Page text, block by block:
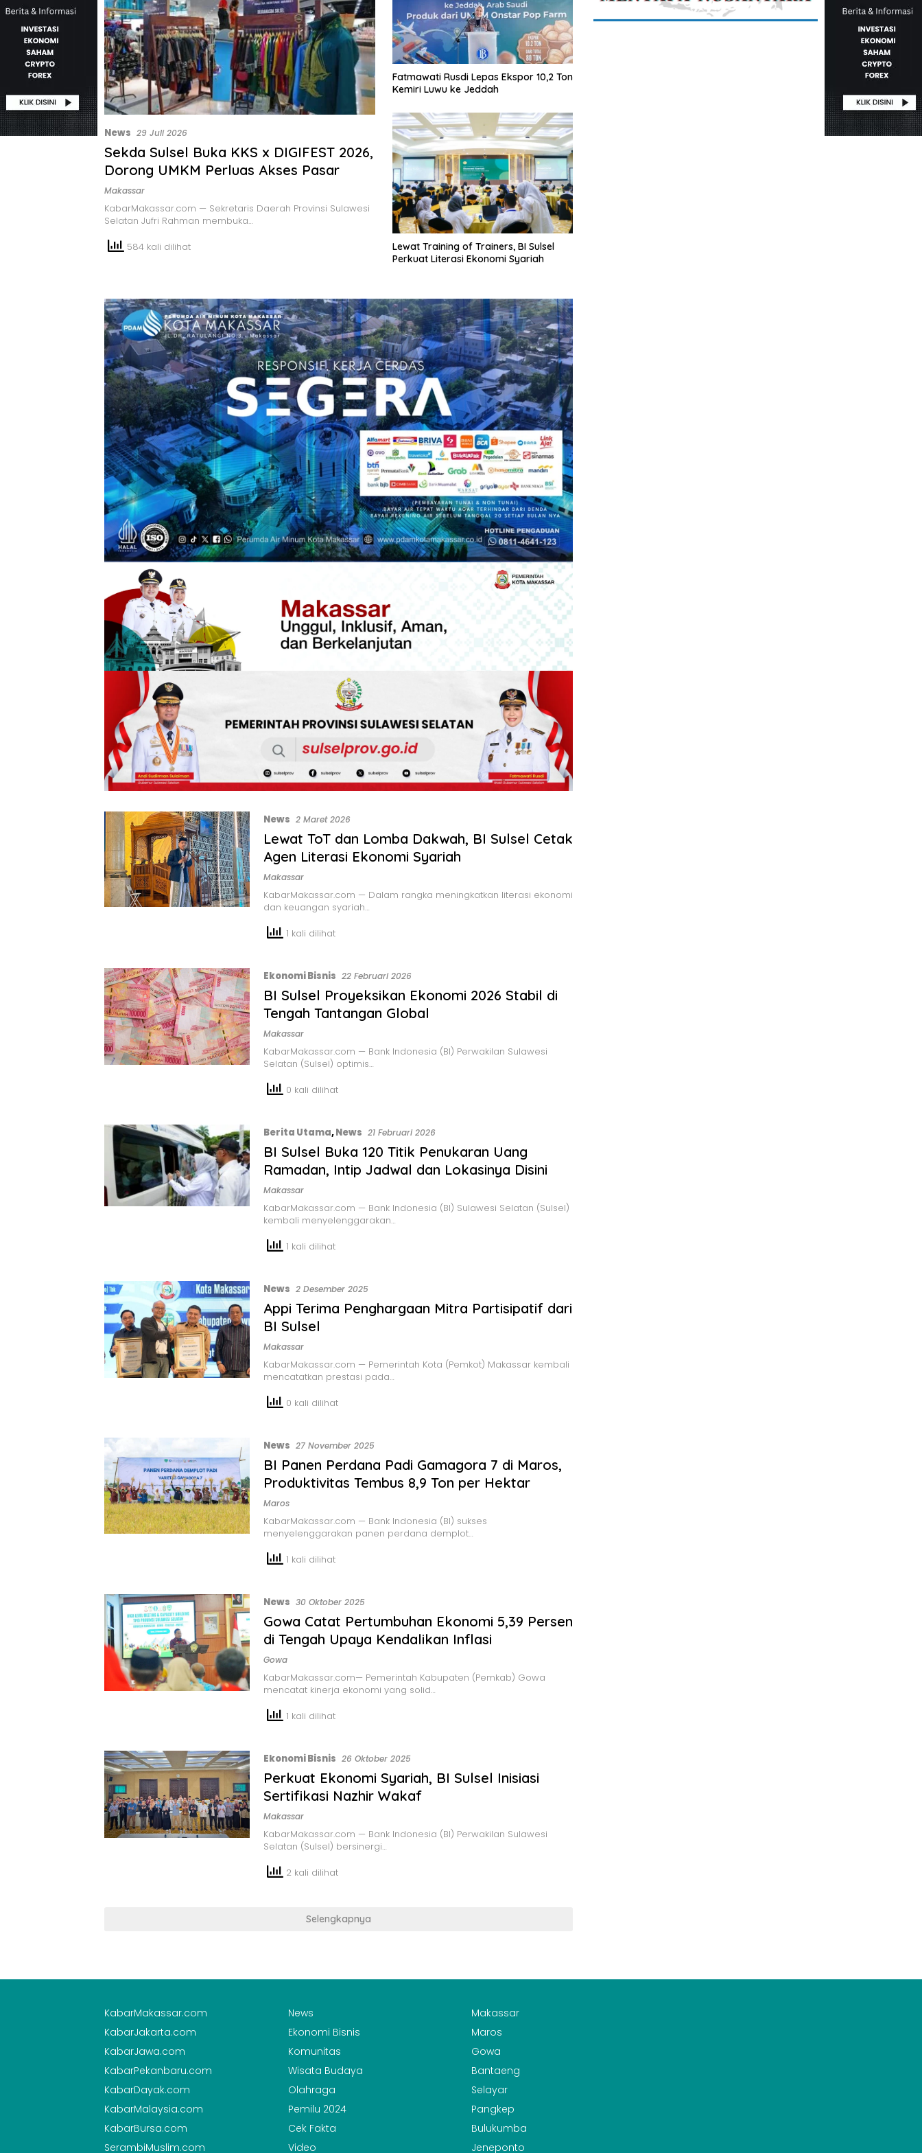
News 29 Juli 2026
Sekda Sulsel Buka KKS x DIGIFEST 2026,
Dorong UMKM Perluas Akses Pasar
Makassar
KabarMakassar.com — Sekretaris Daerah Provinsi Sulawesi
Selatan Jufri Rahman membuka…
584 kali dilihat
Fatmawati Rusdi Lepas Ekspor 10,2 Ton
Kemiri Luwu ke Jeddah
Lewat Training of Trainers, BI Sulsel
Perkuat Literasi Ekonomi Syariah
News 2 Maret 2026
Lewat ToT dan Lomba Dakwah, BI Sulsel Cetak
Agen Literasi Ekonomi Syariah
Makassar
KabarMakassar.com — Dalam rangka meningkatkan literasi ekonomi
dan keuangan syariah…
1 kali dilihat
Ekonomi Bisnis 22 Februari 2026
BI Sulsel Proyeksikan Ekonomi 2026 Stabil di
Tengah Tantangan Global
Makassar
KabarMakassar.com — Bank Indonesia (BI) Perwakilan Sulawesi
Selatan (Sulsel) optimis…
0 kali dilihat
Berita Utama,News 21 Februari 2026
BI Sulsel Buka 120 Titik Penukaran Uang
Ramadan, Intip Jadwal dan Lokasinya Disini
Makassar
KabarMakassar.com — Bank Indonesia (BI) Sulawesi Selatan (Sulsel)
kembali menyelenggarakan…
1 kali dilihat
News 2 Desember 2025
Appi Terima Penghargaan Mitra Partisipatif dari
BI Sulsel
Makassar
KabarMakassar.com — Pemerintah Kota (Pemkot) Makassar kembali
mencatatkan prestasi pada…
0 kali dilihat
News 27 November 2025
BI Panen Perdana Padi Gamagora 7 di Maros,
Produktivitas Tembus 8,9 Ton per Hektar
Maros
KabarMakassar.com — Bank Indonesia (BI) sukses
menyelenggarakan panen perdana demplot…
1 kali dilihat
News 30 Oktober 2025
Gowa Catat Pertumbuhan Ekonomi 5,39 Persen
di Tengah Upaya Kendalikan Inflasi
Gowa
KabarMakassar.com— Pemerintah Kabupaten (Pemkab) Gowa
mencatat kinerja ekonomi yang solid…
1 kali dilihat
Ekonomi Bisnis 26 Oktober 2025
Perkuat Ekonomi Syariah, BI Sulsel Inisiasi
Sertifikasi Nazhir Wakaf
Makassar
KabarMakassar.com — Bank Indonesia (BI) Perwakilan Sulawesi
Selatan (Sulsel) bersinergi…
2 kali dilihat
Selengkapnya
KabarMakassar.com
KabarJakarta.com
KabarJawa.com
KabarPekanbaru.com
KabarDayak.com
KabarMalaysia.com
KabarBursa.com
SerambiMuslim.com
News
Ekonomi Bisnis
Komunitas
Wisata Budaya
Olahraga
Pemilu 2024
Cek Fakta
Video
Makassar
Maros
Gowa
Bantaeng
Selayar
Pangkep
Bulukumba
Jeneponto